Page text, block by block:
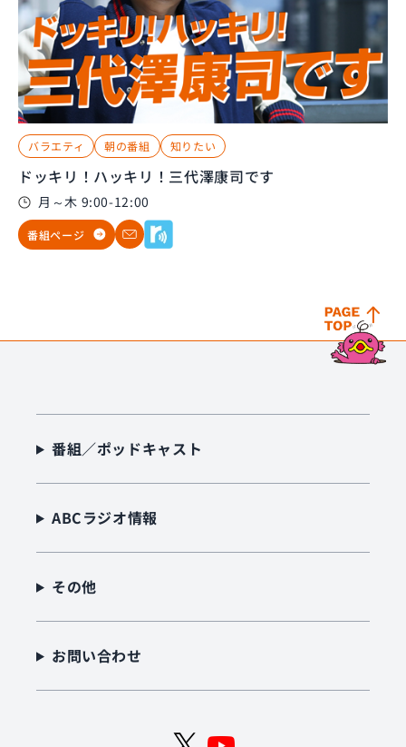
バラエティ 朝の番組 知りたい
ドッキリ！ハッキリ！三代澤康司です
月～木 9:00-12:00
番組ページ
番組／ポッドキャスト
ABCラジオ情報
その他
お問い合わせ